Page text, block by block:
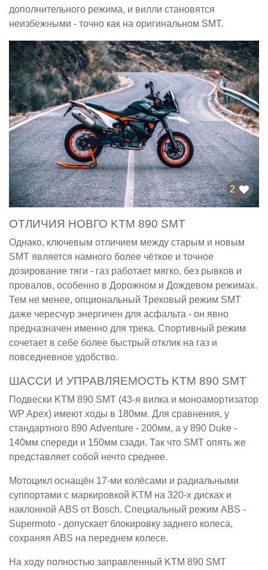
дополнительного режима, и вилли становятся
неизбежными - точно как на оригинальном SMT.
2
ОТЛИЧИЯ НОВГО KTM 890 SMT
Однако, ключевым отличием между старым и новым
SMT является намного более чёткое и точное
дозирование тяги - газ работает мягко, без рывков и
провалов, особенно в Дорожном и Дождевом режимах.
Тем не менее, опциональный Трековый режим SMT
даже чересчур энергичен для асфальта - он явно
предназначен именно для трека. Спортивный режим
сочетает в себе более быстрый отклик на газ и
повседневное удобство.
ШАССИ И УПРАВЛЯЕМОСТЬ KTM 890 SMT
Подвески KTM 890 SMT (43-я вилка и моноамортизатор
WP Apex) имеют ходы в 180мм. Для сравнения, у
стандартного 890 Adventure - 200мм, а у 890 Duke -
140мм спереди и 150мм сзади. Так что SMT опять же
представляет собой нечто среднее.
Мотоцикл оснащён 17-ми колёсами и радиальными
суппортами с маркировкой KTM на 320-х дисках и
наклонной ABS от Bosch. Специальный режим ABS -
Supermoto - допускает блокировку заднего колеса,
сохраняя ABS на переднем колесе.
На ходу полностью заправленный KTM 890 SMT